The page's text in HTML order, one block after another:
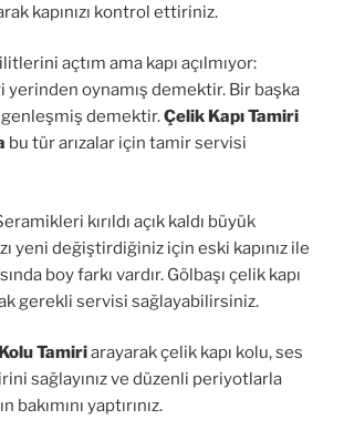
kapınızı kontrol ettiriniz.
açtım ama kapı açılmıyor:
yerinden oynamış demektir. Bir başka
genleşmiş demektir.Çelik Kapı Tamiri
bu tür arızalar için tamir servisi
kırıldı açık kaldı büyük
yeni değiştirdiğiniz için eski kapınız ile
boy farkı vardır. Gölbaşı çelik kapı
gerekli servisi sağlayabilirsiniz.
Tamiriarayarak çelik kapı kolu, ses
sağlayınız ve düzenli periyotlarla
bakımını yaptırınız.